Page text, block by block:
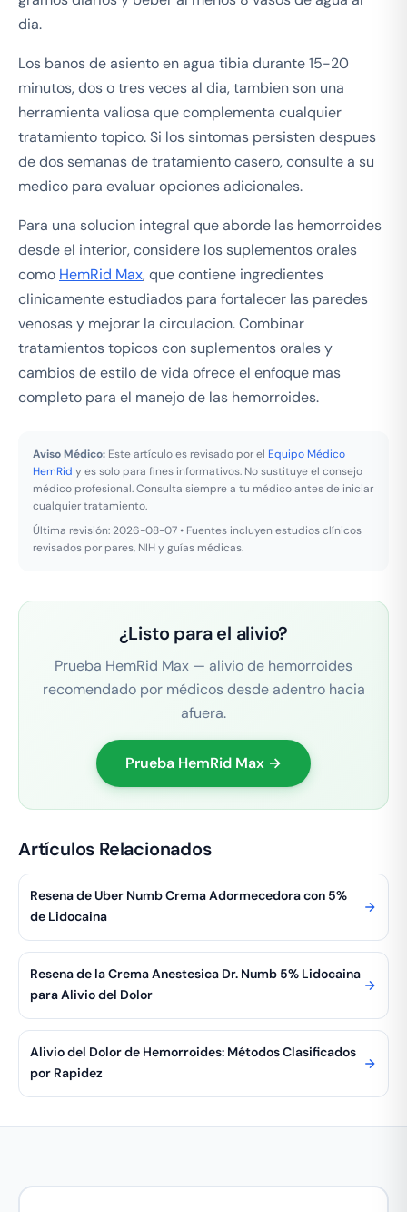
dia.
Los banos de asiento en agua tibia durante 15-20
minutos, dos o tres veces al dia, tambien son una
herramienta valiosa que complementa cualquier
tratamiento topico. Si los sintomas persisten despues
de dos semanas de tratamiento casero, consulte a su
medico para evaluar opciones adicionales.
Para una solucion integral que aborde las hemorroides
desde el interior, considere los suplementos orales
como HemRid Max, que contiene ingredientes
clinicamente estudiados para fortalecer las paredes
venosas y mejorar la circulacion. Combinar
tratamientos topicos con suplementos orales y
cambios de estilo de vida ofrece el enfoque mas
completo para el manejo de las hemorroides.
Aviso Médico: Este artículo es revisado por el Equipo Médico
HemRid y es solo para fines informativos. No sustituye el consejo
médico profesional. Consulta siempre a tu médico antes de iniciar
cualquier tratamiento.
Última revisión: 2026-08-07 • Fuentes incluyen estudios clínicos
revisados por pares, NIH y guías médicas.
¿Listo para el alivio?
Prueba HemRid Max — alivio de hemorroides
recomendado por médicos desde adentro hacia
afuera.
Prueba HemRid Max →
Artículos Relacionados
Resena de Uber Numb Crema Adormecedora con 5%
de Lidocaina
Resena de la Crema Anestesica Dr. Numb 5% Lidocaina
para Alivio del Dolor
Alivio del Dolor de Hemorroides: Métodos Clasificados
por Rapidez